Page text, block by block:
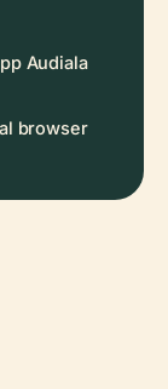
Audiala
browser